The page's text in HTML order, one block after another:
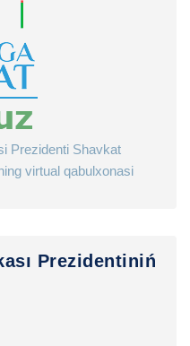
Prezidenti Shavkat
virtual qabulxonasi
Prezidentiniń